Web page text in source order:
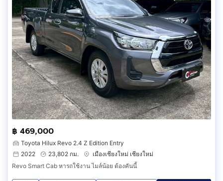
฿ 469,000
Toyota Hilux Revo 2.4 Z Edition Entry
2022
23,802 กม.
เมืองเชียงใหม่ เชียงใหม่
Revo Smart Cab หารถใช้งาน ไมล์น้อย ต้องคันนี้